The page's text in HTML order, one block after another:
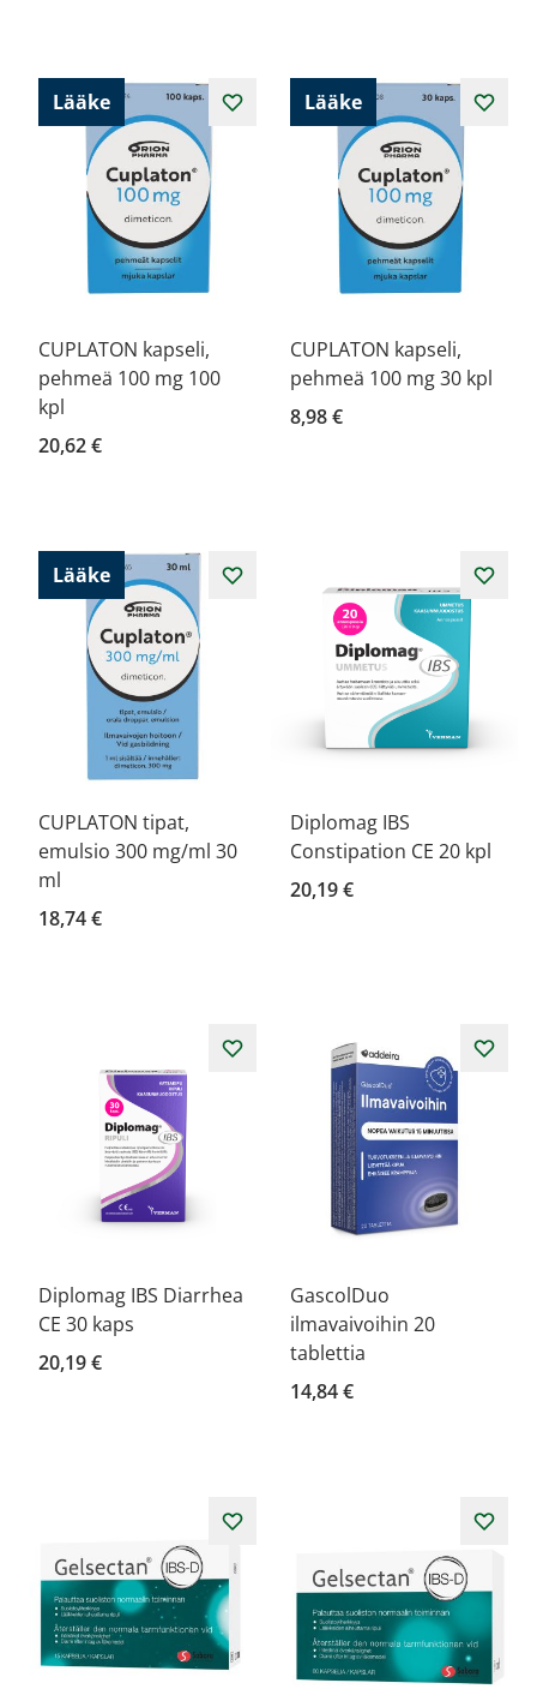
Lääke
CUPLATON kapseli,
pehmeä 100 mg 100
kpl
20,62 €
Lääke
CUPLATON kapseli,
pehmeä 100 mg 30 kpl
8,98 €
Lääke
CUPLATON tipat,
emulsio 300 mg/ml 30
ml
18,74 €
Diplomag IBS
Constipation CE 20 kpl
20,19 €
Diplomag IBS Diarrhea
CE 30 kaps
20,19 €
GascolDuo
ilmavaivoihin 20
tablettia
14,84 €